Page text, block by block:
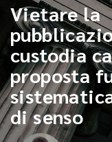
Vietare la
custodia
proposta
di senso